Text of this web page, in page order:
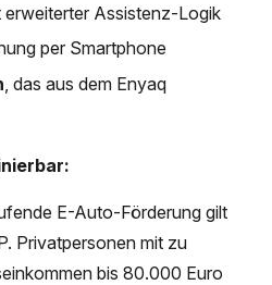
Assistenz-Logik
per Smartphone
, das aus dem Enyaq
E-Auto-Förderung gilt
Privatpersonen mit zu
bis 80.000 Euro